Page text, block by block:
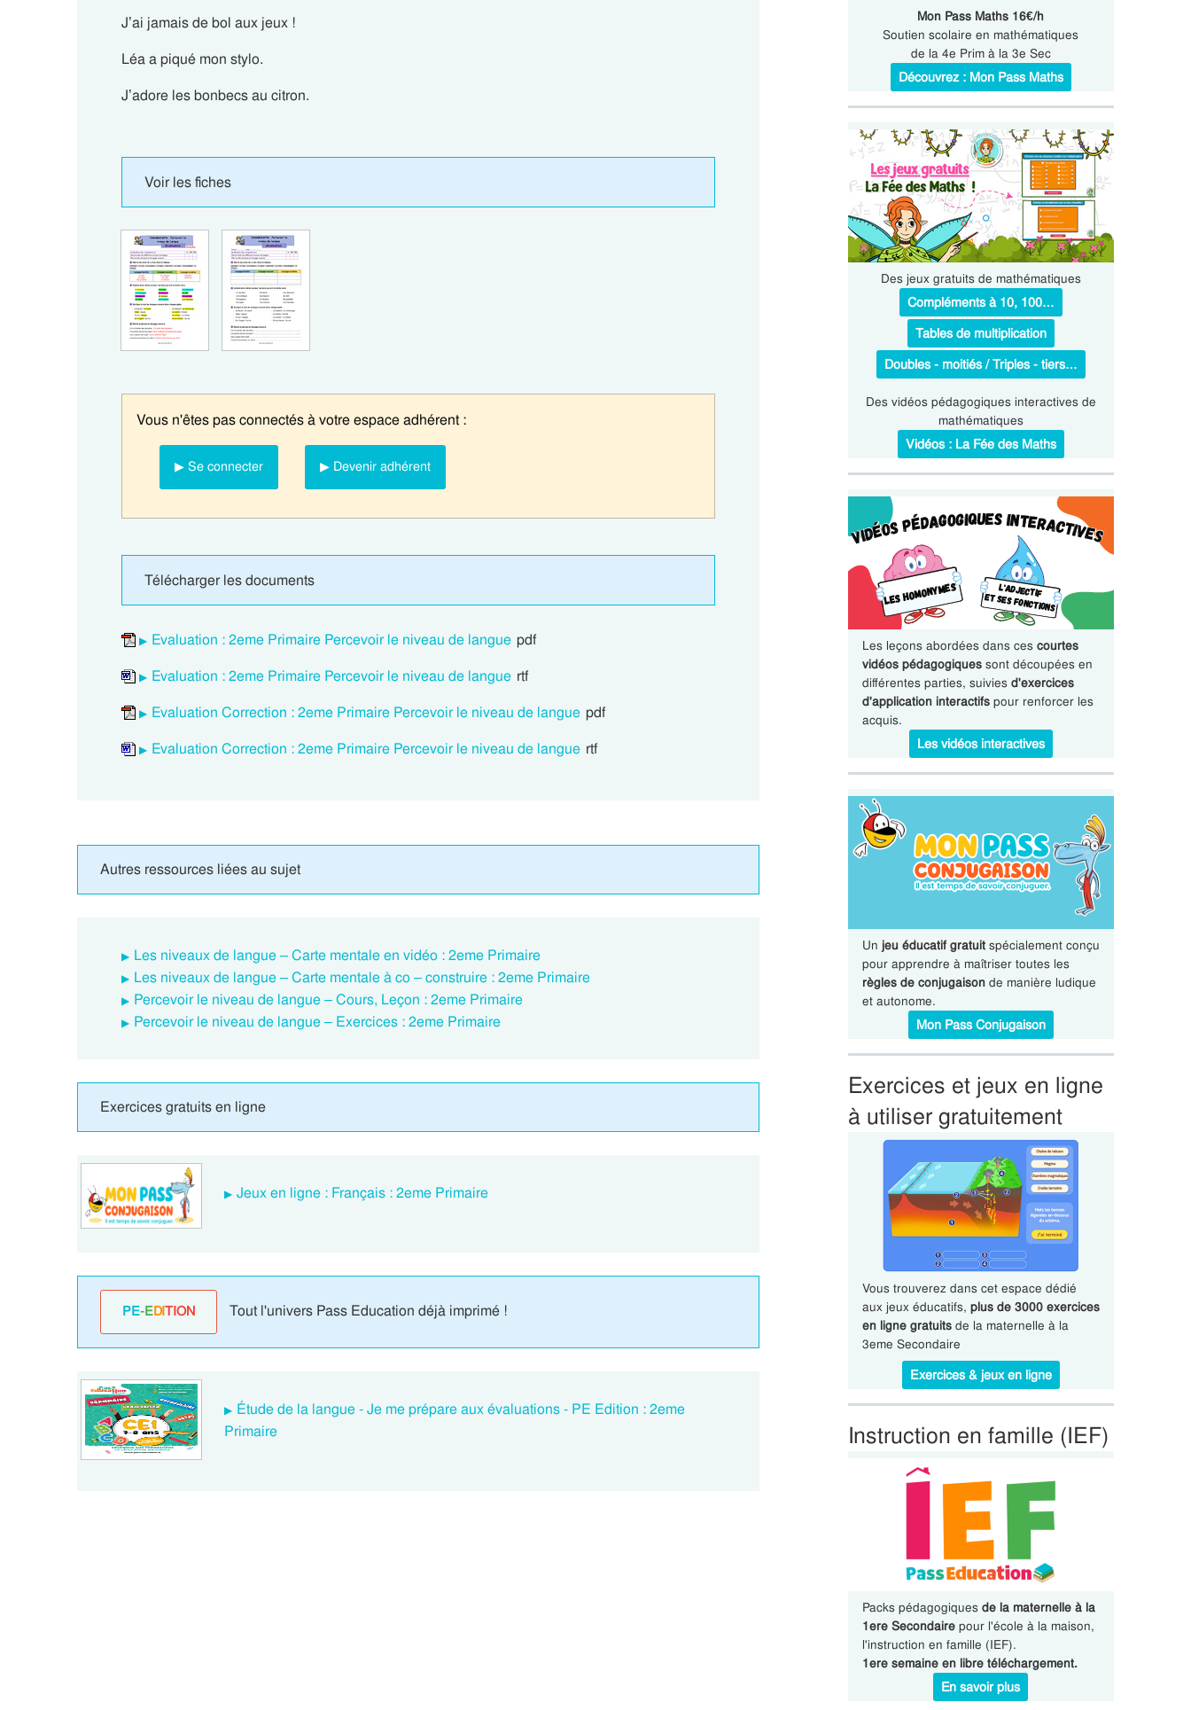
J’ai jamais de bol aux jeux !
Léa a piqué mon stylo.
J’adore les bonbecs au citron.
Voir les fiches
Vous n'êtes pas connectés à votre espace adhérent :
▶ Se connecter ▶ Devenir adhérent
Télécharger les documents
Evaluation : 2eme Primaire Percevoir le niveau de langue pdf
Evaluation : 2eme Primaire Percevoir le niveau de langue rtf
Evaluation Correction : 2eme Primaire Percevoir le niveau de langue pdf
Evaluation Correction : 2eme Primaire Percevoir le niveau de langue rtf
Autres ressources liées au sujet
Les niveaux de langue – Carte mentale en vidéo : 2eme Primaire
Les niveaux de langue – Carte mentale à co – construire : 2eme Primaire
Percevoir le niveau de langue – Cours, Leçon : 2eme Primaire
Percevoir le niveau de langue – Exercices : 2eme Primaire
Exercices gratuits en ligne
Jeux en ligne : Français : 2eme Primaire
PE-EDITION Tout l'univers Pass Education déjà imprimé !
Étude de la langue - Je me prépare aux évaluations - PE Edition : 2eme
Primaire
Mon Pass Maths 16€/h
Soutien scolaire en mathématiques
de la 4e Prim à la 3e Sec
Découvrez : Mon Pass Maths
Des jeux gratuits de mathématiques
Compléments à 10, 100…
Tables de multiplication
Doubles - moitiés / Triples - tiers…
Des vidéos pédagogiques interactives de
mathématiques
Vidéos : La Fée des Maths
Les leçons abordées dans ces courtes
vidéos pédagogiquessont découpées en
différentes parties, suivies d'exercices
d'application interactifspour renforcer les
acquis.
Les vidéos interactives
Un jeu éducatif gratuitspécialement conçu
pour apprendre à maîtriser toutes les
règles de conjugaisonde manière ludique
et autonome.
Mon Pass Conjugaison
Exercices et jeux en ligne
à utiliser gratuitement
Vous trouverez dans cet espace dédié
aux jeux éducatifs, plus de 3000 exercices
en ligne gratuitsde la maternelle à la
3eme Secondaire
Exercices & jeux en ligne
Instruction en famille (IEF)
Packs pédagogiques de la maternelle à la
1ere Secondairepour l'école à la maison,
l'instruction en famille (IEF).
1ere semaine en libre téléchargement.
En savoir plus